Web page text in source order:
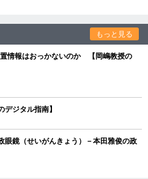
もっと見る
情報はおっかないのか 【岡嶋教授の
ジタル指南】
鏡（せいがんきょう）－本田雅俊の政